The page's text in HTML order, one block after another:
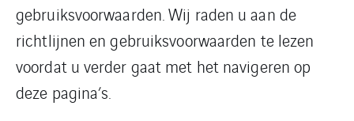
gebruiksvoorwaarden. Wij raden u aan de
richtlijnen en gebruiksvoorwaarden te lezen
voordat u verder gaat met het navigeren op
deze pagina’s.